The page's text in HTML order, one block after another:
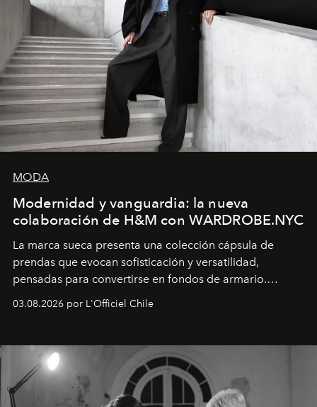
MODA
Modernidad y vanguardia: la nueva
colaboración de H&M con WARDROBE.NYC
La marca sueca presenta una colección cápsula de
prendas que evocan sofisticación y versatilidad,
pensadas para convertirse en fondos de armario.
Disponible en Chile desde el 6 de agosto.
03.08.2026 por L'Officiel Chile